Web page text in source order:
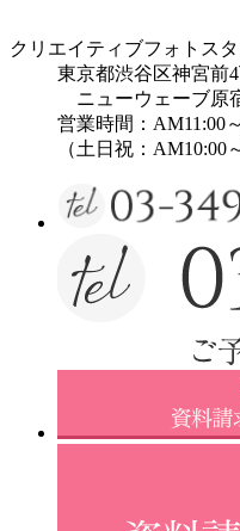
クリエイティブフォトス
東京都渋谷区神宮前
ニューウェーブ原
営業時間：AM11:00
（土日祝：AM10:00